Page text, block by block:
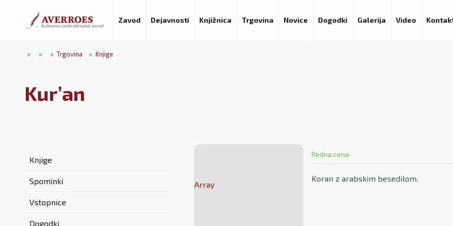
Zavod Dejavnosti Knjižnica Trgovina Novice Dogodki Galerija Video
» » » Trgovina » Knjige
Kur’an
Knjige
Spominki
Vstopnice
Dogodki
Array
Redna cena
Koran z arabskim besedilom.